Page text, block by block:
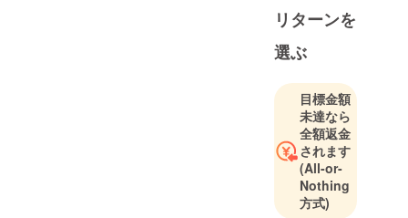
リターンを
選ぶ
目標金額
未達なら
全額返金
されます
(All-or-
Nothing
方式)